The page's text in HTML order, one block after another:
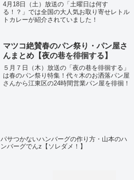
4月18日（土）放送の「土曜日は何す
る！？」では全国の大人気お取り寄せレトル
トカレーが紹介されていました！
マツコ絶賛春のパン祭り・パン屋さ
んまとめ【夜の巷を徘徊する】
５月７日（木）放送の「夜の巷を徘徊する」
は春のパン祭り特集！代々木のお洒落パン屋
さんから江東区の24時間営業パン屋を徘徊！
パサつかないハンバーグの作り方・山本のハ
ンバーグでんz【ソレダメ！】